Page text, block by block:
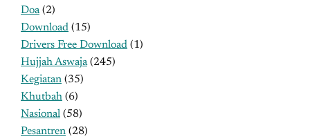
Doa(2)
Download (15)
Drivers Free Download (1)
Hujjah Aswaja(245)
Kegiatan (35)
Khutbah (6)
Nasional (58)
Pesantren (28)